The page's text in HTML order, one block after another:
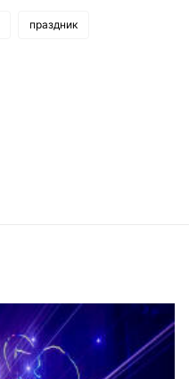
праздник